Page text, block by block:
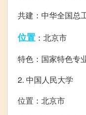
共建：中华全国总
位置 ：北京市
特色：国家特色专
2. 中国人民大学
位置：北京市